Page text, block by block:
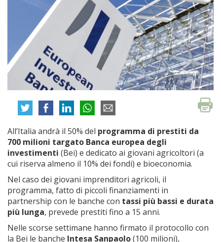
All’Italia andrà il 50% del programma di prestiti da
700 milioni targato Banca europea degli
investimenti (Bei) e dedicato ai giovani agricoltori (a
cui riserva almeno il 10% dei fondi) e bioeconomia.
Nel caso dei giovani imprenditori agricoli, il
programma, fatto di piccoli finanziamenti in
partnership con le banche con tassi più bassi e durata
più lunga, prevede prestiti fino a 15 anni.
Nelle scorse settimane hanno firmato il protocollo con
la Bei le banche Intesa Sanpaolo(100 milioni),